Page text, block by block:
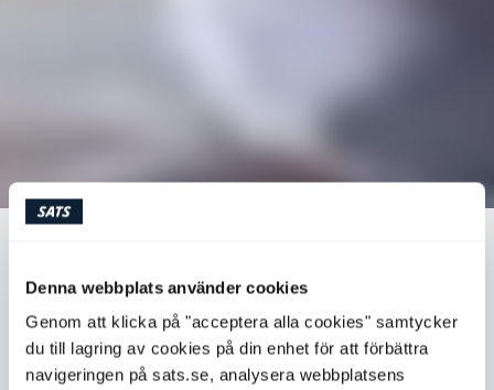
Denna webbplats använder cookies
Genom att klicka på "acceptera alla cookies" samtycker
du till lagring av cookies på din enhet för att förbättra
navigeringen på sats.se, analysera webbplatsens
Kan du meditera för att bli en bättre människa?